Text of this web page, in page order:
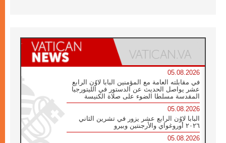
05.08.2026
في مقابلته العامة مع المؤمنين البابا لاوُن الرابع
عشر يواصل الحديث عن الدستور في الليتورجيا
المقدسة مسلطا الضوء على صلاة الكنيسة
05.08.2026
البابا لاوُن الرابع عشر يزور في تشرين الثاني
٢٠٢٦ أوروغواي والأرجنتين وبيرو
05.08.2026